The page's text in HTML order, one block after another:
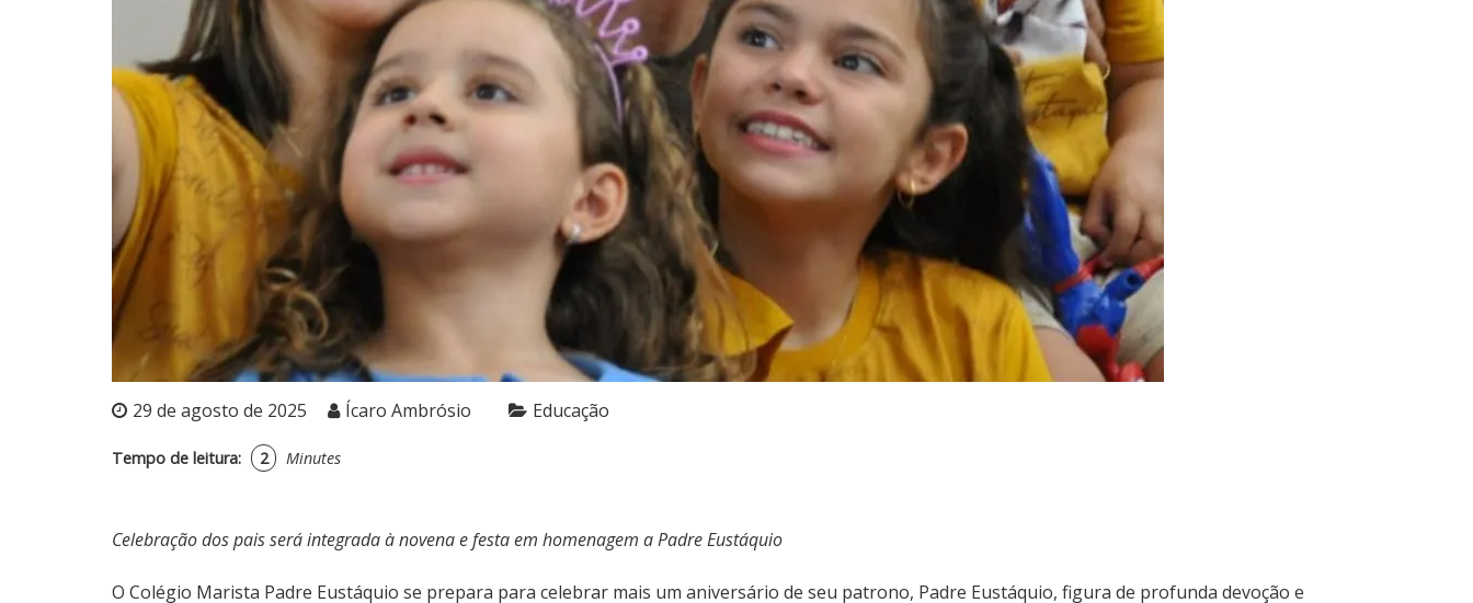
29 de agosto de 2025 Ícaro Ambrósio Educação
Tempo de leitura: 2 Minutes
Celebração dos pais será integrada à novena e festa em homenagem a Padre Eustáquio
O Colégio Marista Padre Eustáquio se prepara para celebrar mais um aniversário de seu patrono, Padre Eustáquio, figura de profunda devoção e